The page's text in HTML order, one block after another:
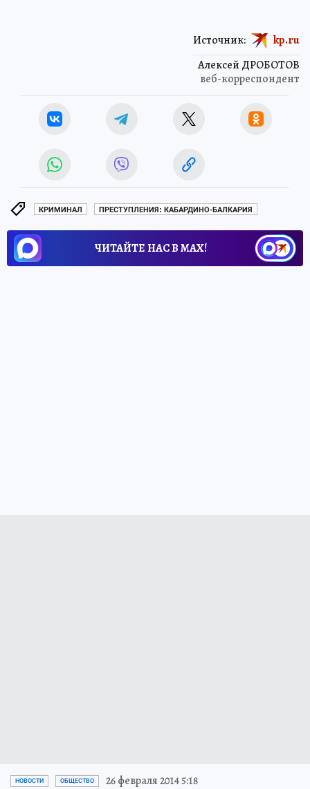
Алексей ДРОБОТОВ
веб-корреспондент
Источник: kp.ru
КРИМИНАЛ ПРЕСТУПЛЕНИЯ: КАБАРДИНО-БАЛКАРИЯ
ЧИТАЙТЕ НАС В МАХ!
НОВОСТИ ОБЩЕСТВО 26 февраля 2014 5:18